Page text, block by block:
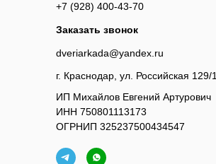
ИП Михайлов Евгений Артурович
ИНН 750801113173
ОГРНИП 325237500434547
dveriarkada@yandex.ru
+7 (928) 400-43-70
Заказать звонок
г. Краснодар, ул. Российская 129/1